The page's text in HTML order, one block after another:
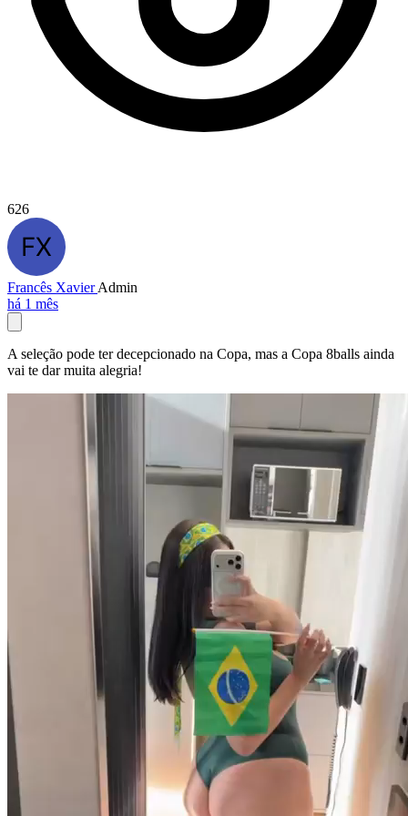
626
Francês XavierAdmin
há 1 mês
A seleção pode ter decepcionado na Copa, mas a Copa 8balls ainda
vai te dar muita alegria!